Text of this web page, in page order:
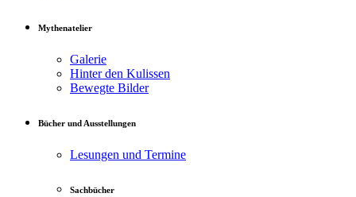
Mythenatelier
Galerie
Hinter den Kulissen
Bewegte Bilder
Bücher und Ausstellungen
Lesungen und Termine
Sachbücher